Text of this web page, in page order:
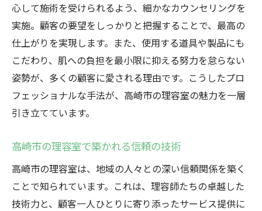
心して施術を受けられるよう、細かなカウンセリングを
実施。顧客の要望をしっかりと把握することで、最高の
仕上がりを実現します。また、使用する道具や製品にも
こだわり、肌への負担を最小限に抑える努力を怠らない
姿勢が、多くの顧客に愛される理由です。こうしたプロ
フェッショナルな手法が、高崎市の理容室の魅力を一層
引き立てています。
高崎市の理容室で築かれる信頼の技術
高崎市の理容室は、地域の人々との深い信頼関係を築く
ことで知られています。これは、理容師たちの卓越した
技術力と、顧客一人ひとりに寄り添ったサービス提供に